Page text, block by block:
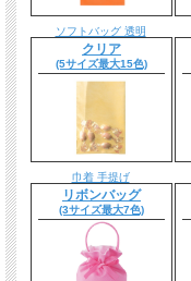
ソフトバッグ 透明
クリア
(5サイズ最大15色)
巾着 手提げ
リボンバッグ
(3サイズ最大7色)